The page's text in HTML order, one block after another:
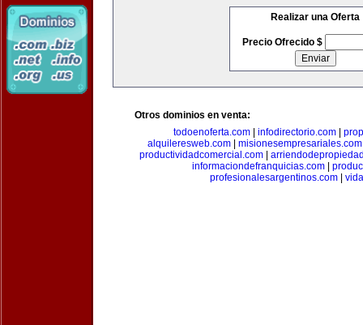
Realizar una Oferta
Precio Ofrecido $
Otros dominios en venta:
todoenoferta.com
infodirectorio.com
alquileresweb.com
misionesempresariales.com
productividadcomercial.com
informaciondefranquicias.com
profesionalesargentinos.com|